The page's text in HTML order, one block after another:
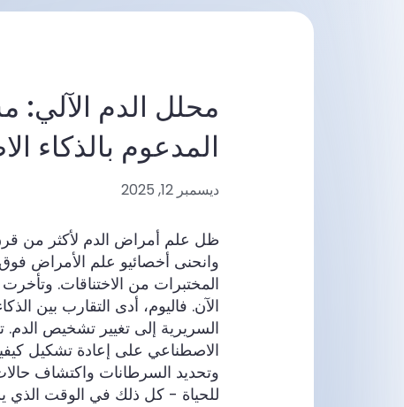
محلل الدم
المدعوم بالذكاء
ديسمبر 12, 2025
ظل علم أمراض الدم لأكثر من
وانحنى أخصائيو علم الأمراض فوق
المختبرات من الاختناقات.
الآن. فاليوم، أدى التقارب بين
السريرية إلى تغيير تشخيص الدم.
الاصطناعي على إعادة تشكيل
وتحديد السرطانات واكتشاف
للحياة - كل ذلك في الوقت الذي